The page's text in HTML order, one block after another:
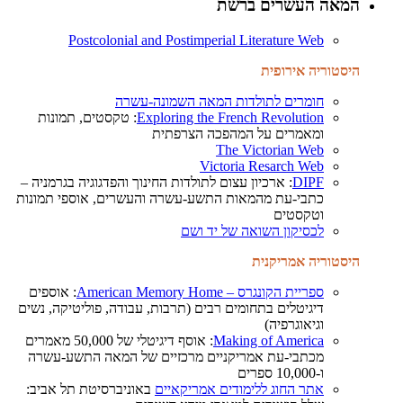
המאה העשרים ברשת
Postcolonial and Postimperial Literature Web
היסטוריה אירופית
חומרים לתולדות המאה השמונה-עשרה
Exploring the French Revolution: טקסטים, תמונות
ומאמרים על המהפכה הצרפתית
The Victorian Web
Victoria Resarch Web
DIPF: ארכיון עצום לתולדות החינוך והפדגוגיה בגרמניה –
כתבי-עת מהמאות התשע-עשרה והעשרים, אוספי תמונות
וטקסטים
לכסיקון השואה של יד ושם
היסטוריה אמריקנית
ספריית הקונגרס – American Memory Home
: אוספים
דיגיטלים בתחומים רבים (תרבות, עבודה, פוליטיקה, נשים
וגיאוגרפיה)
Making of America
: אוסף דיגיטלי של 50,000 מאמרים
מכתבי-עת אמריקניים מרכזיים של המאה התשע-עשרה
ו-10,000 ספרים
אתר החוג ללימודים אמריקאיים באוניברסיטת תל אביב: